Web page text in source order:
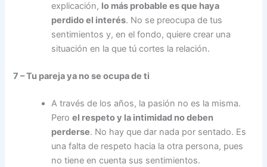
explicación, lo más probable es que haya
perdido el interés. No se preocupa de tus
sentimientos y, en el fondo, quiere crear una
situación en la que tú cortes la relación.
7 – Tu pareja ya no se ocupa de ti
A través de los años, la pasión no es la misma.
Peroel respeto y la intimidad no deben
perderse. No hay que dar nada por sentado. Es
una falta de respeto hacia la otra persona, pues
no tiene en cuenta sus sentimientos.